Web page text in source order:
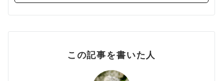
この記事を書いた人